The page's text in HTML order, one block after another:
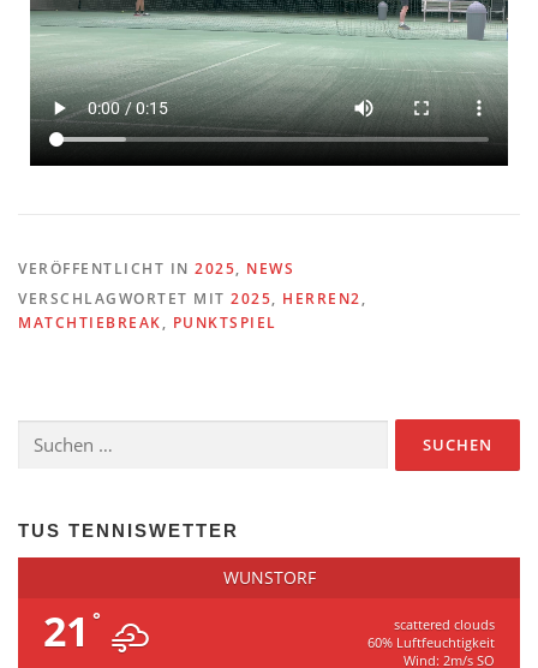
VERÖFFENTLICHT IN 2025, NEWS
VERSCHLAGWORTET MIT 2025, HERREN2,
MATCHTIEBREAK, PUNKTSPIEL
TUS TENNISWETTER
WUNSTORF
21 °
scattered clouds
60% Luftfeuchtigkeit
Wind: 2m/s SO